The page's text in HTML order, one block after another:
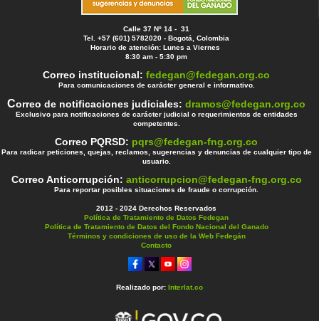
Calle 37 Nº 14 - 31
Tel. +57 (601) 5782020 - Bogotá, Colombia
Horario de atención: Lunes a Viernes
8:30 am - 5:30 pm
Correo institucional:fedegan@fedegan.org.co
Para comunicaciones de carácter general e informativo.
Correo de notificaciones judiciales:dramos@fedegan.org.co
Exclusivo para notificaciones de carácter judicial o requerimientos de entidades
competentes.
Correo PQRSD: pqrs@fedegan-fng.org.co
Para radicar peticiones, quejas, reclamos, sugerencias y denuncias de cualquier tipo de
usuario.
Correo Anticorrupción: anticorrupcion@fedegan-fng.org.co
Para reportar posibles situaciones de fraude o corrupción.
2012 - 2024 Derechos Reservados
Política de Tratamiento de Datos Fedegan
Política de Tratamiento de Datos del Fondo Nacional del Ganado
Términos y condiciones de uso de la Web Fedegán
Contacto
Realizado por: Interlat.co